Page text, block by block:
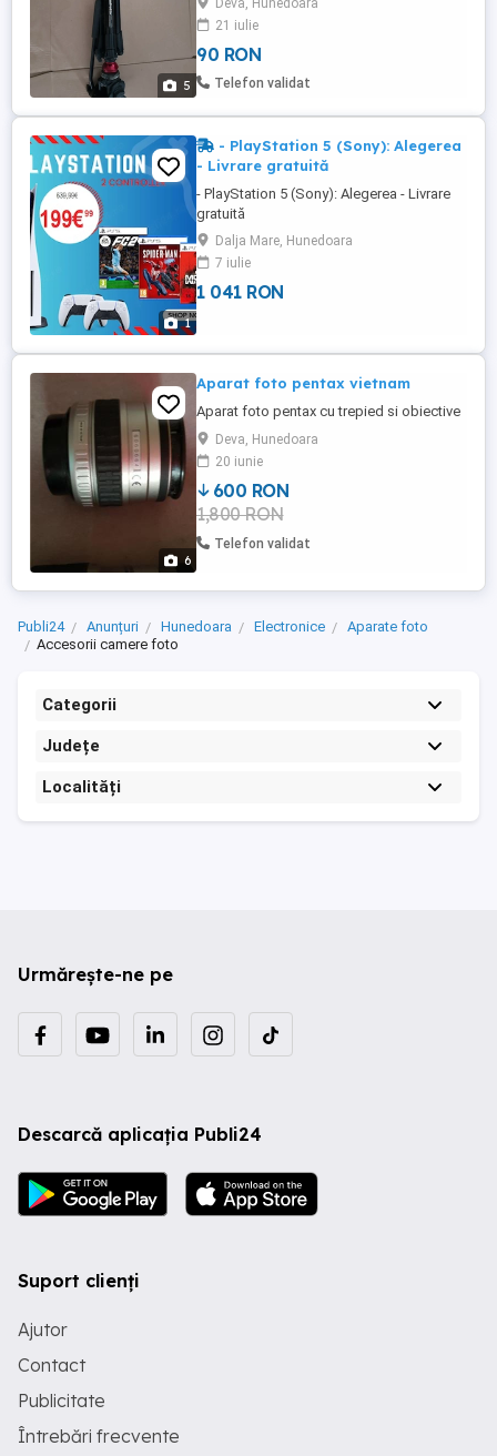
5
camere video compacte. Echipamentul se
află în stare bună de funcționare, oferind
o stabilitate excelentă și mișcări de
panoramare foarte line.Specificații și
Deva, Hunedoara
21 iulie
90 RON
Telefon validat
1
- PlayStation 5 (Sony): Alegerea
- Livrare gratuită
- PlayStation 5 (Sony): Alegerea - Livrare
gratuită
Dalja Mare, Hunedoara
7 iulie
1 041 RON
6
Aparat foto pentax vietnam
Aparat foto pentax cu trepied si obiective
Deva, Hunedoara
20 iunie
600 RON
1,800 RON
Telefon validat
Publi24 Anunțuri Hunedoara Electronice
Aparate foto
Accesorii camere foto
Categorii
Județe
Localități
Urmărește-ne pe
Descarcă aplicația Publi24
Suport clienți
Ajutor
Contact
Publicitate
Întrebări frecvente